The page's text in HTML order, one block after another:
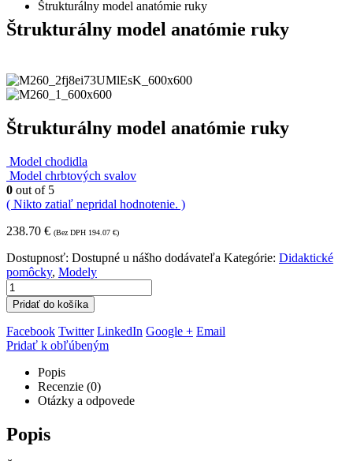
Štrukturálny model anatómie ruky
Štrukturálny model anatómie ruky
Štrukturálny model anatómie ruky
Model chodidla
Model chrbtových svalov
0 out of 5
( Nikto zatiaľ nepridal hodnotenie. )
238.70 € (Bez DPH 194.07 €)
Dostupnosť: Dostupné u nášho dodávateľa Kategórie: Didaktické
pomôcky, Modely
Pridať do košíka
Facebook Twitter LinkedIn Google + Email
Pridať k obľúbeným
Popis
Recenzie (0)
Otázky a odpovede
Popis